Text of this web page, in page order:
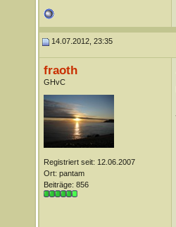
14.07.2012, 23:35
fraoth
GHvC
Registriert seit: 12.06.2007
Ort: pantam
Beiträge: 856